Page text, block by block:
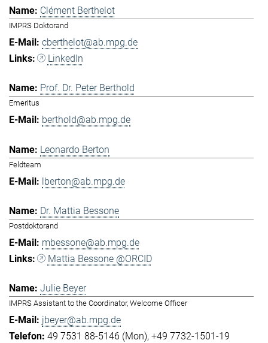
Clément Berthelot
IMPRS Doktorand
cberthelot@ab.mpg.de
LinkedIn
Prof. Dr. Peter Berthold
Emeritus
berthold@ab.mpg.de
Leonardo Berton
Feldteam
lberton@ab.mpg.de
Dr. Mattia Bessone
Postdoktorand
mbessone@ab.mpg.de
Mattia Bessone @ORCID
Julie Beyer
IMPRS Assistant to the Coordinator, Welcome Officer
jbeyer@ab.mpg.de
49 7531 88-5146 (Mon) +49 7732-1501-19